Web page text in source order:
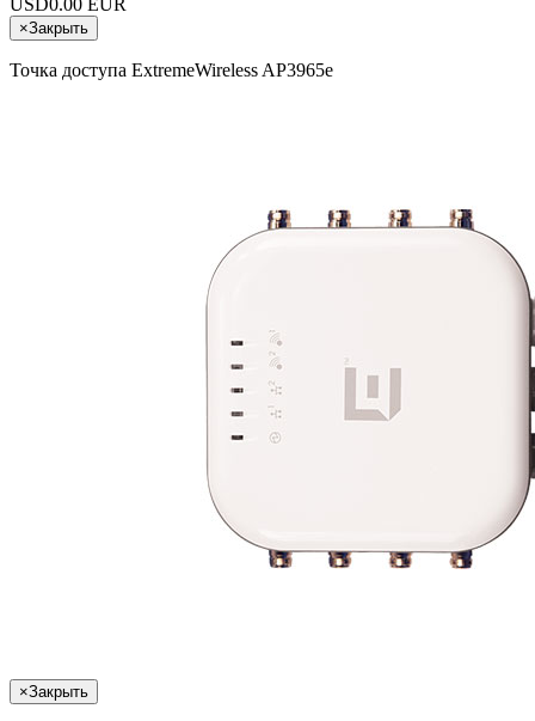
×Закрыть
Точка доступа ExtremeWireless AP3965e
×Закрыть